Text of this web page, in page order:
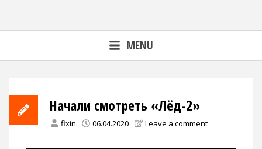
MENU
Начали смотреть «Лёд-2»
fixin 06.04.2020 Leave a comment